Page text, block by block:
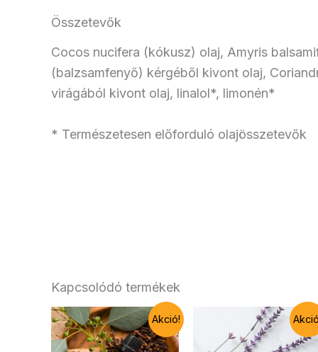
Összetevők
Cocos nucifera (kókusz) olaj, Amyris
(balzsamfenyő) kérgéből kivont olaj,
virágából kivont olaj, linalol*, limonén*
* Természetesen előforduló olajösszetevők
Kapcsolódó termékek
Akció!